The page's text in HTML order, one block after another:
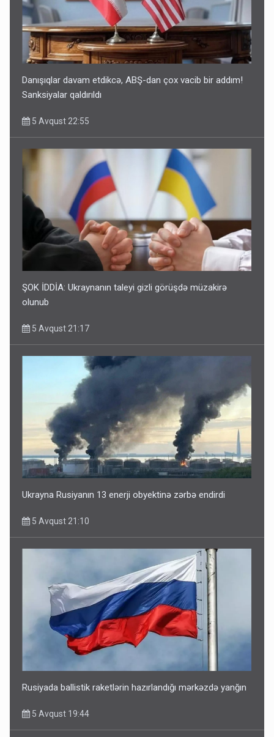
Danışıqlar davam etdikcə, ABŞ-dan çox vacib bir addım!
Sanksiyalar qaldırıldı
5 Avqust 22:55
ŞOK İDDİA: Ukraynanın taleyi gizli görüşdə müzakirə
olunub
5 Avqust 21:17
Ukrayna Rusiyanın 13 enerji obyektinə zərbə endirdi
5 Avqust 21:10
Rusiyada ballistik raketlərin hazırlandığı mərkəzdə yanğın
5 Avqust 19:44